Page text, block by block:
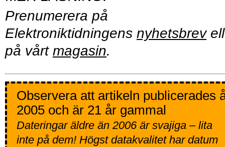
Prenumerera på
Elektroniktidningens nyhetsbrev
på vårt magasin.
Observera att artikeln publicerades
2005 och är 21 år gammal
Dateringar äldre än 2006 är svajiga – lita
inte på dem! Högst datakvalitet har datum